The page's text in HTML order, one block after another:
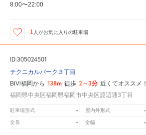
8:00〜22:00
1 人がお気に入りの駐車場
ID:305024501
テクニカルパーク３丁目
BiVi福岡から 138m 徒歩 2～3分 近くてオススメ！
福岡県中央区福岡県福岡市中央区渡辺通3丁目
駐車場形式 - 屋内外形式 -
全長 - 全幅 -